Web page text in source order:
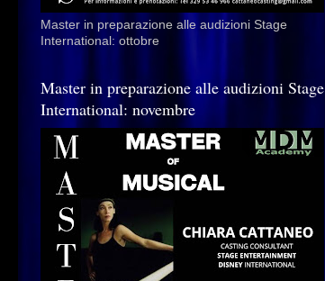
Master in preparazione alle audizioni Stage
International: ottobre
Master in preparazione alle audizioni Stage
International: novembre